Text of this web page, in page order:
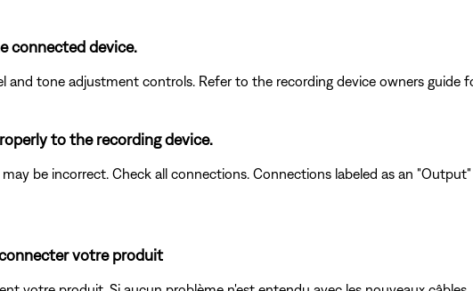
connected device.
and tone adjustment controls. Refer to the recording device owners guide
to the recording device.
be incorrect. Check all connections. Connections labeled as an
votre produit